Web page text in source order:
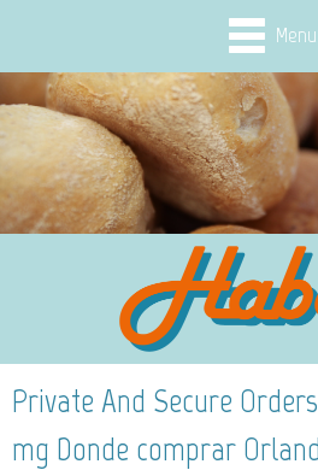
Menu
Private And Secure
mg Donde comprar